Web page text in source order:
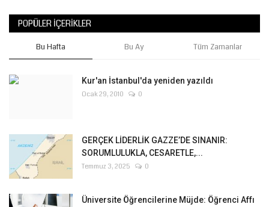
POPÜLER İÇERIKLER
Bu Hafta Bu Ay Tüm Zamanlar
Kur'an İstanbul'da yeniden yazıldı
Ocak 29, 2010 0
GERÇEK LİDERLİK GAZZE’DE SINANIR:
SORUMLULUKLA, CESARETLE,...
Temmuz 3, 2025 0
Üniversite Öğrencilerine Müjde: Öğrenci Affı